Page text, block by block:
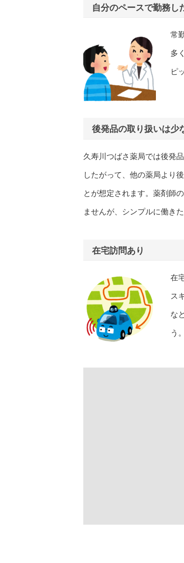
自分のペースで勤務し
常
多
ピ
後発品の取り扱いは少
久寿川つばさ薬局では後発
したがって、他の薬局より
とが想定されます。薬剤師
ませんが、シンプルに働き
在宅訪問あり
在
ス
な
う。